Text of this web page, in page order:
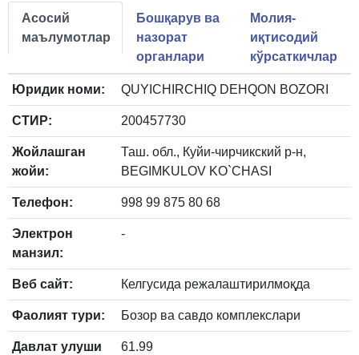
Асосий
маълумотлар
Бошқарув ва
назорат
органлари
Молия-
иқтисодий
кўрсаткичлар
Юридик номи: QUYICHIRCHIQ DEHQON BOZORI
СТИР: 200457730
Жойлашган
жойи:
Таш. обл., Куйи-чирчикский р-н,
BEGIMKULOV KO`CHASI
Телефон: 998 99 875 80 68
Электрон
манзил:
-
Веб сайт: Келгусида режалаштирилмоқда
Фаолият тури: Бозор ва савдо комплекслари
Давлат улуши 61.99